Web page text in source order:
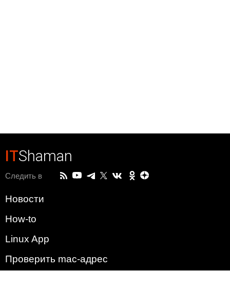
ITShaman
Следить в
Новости
How-to
Linux App
Проверить mac-адрес